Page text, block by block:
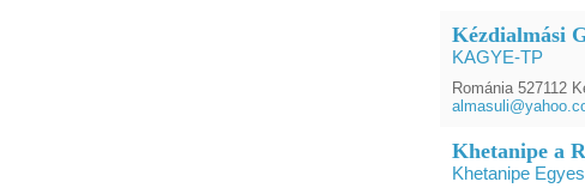
Kézdialmási
KAGYE-TP
Románia 527112
Khetanipe a
Khetanipe